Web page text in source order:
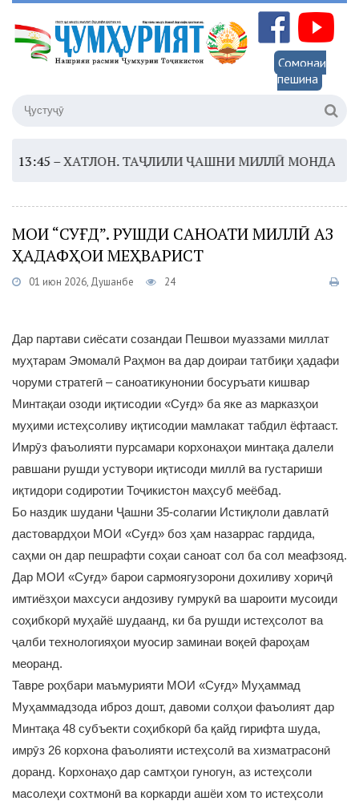
Сомонаи
пешина
–ХАТЛОН. ТАҶЛИЛИ ҶАШНИ МИЛЛӢ МОНДАГОР
МОИ “СУҒД”. РУШДИ САНОАТИ МИЛЛӢ АЗ
ҲАДАФҲОИ МЕҲВАРИСТ
01 июн 2026, Душанбе 24
Дар партави сиёсати созандаи Пешвои муаззами миллат
муҳтарам Эмомалӣ Раҳмон ва дар доираи татбиқи ҳадафи
чоруми стратегӣ – саноатикунонии босуръати кишвар
Минтақаи озоди иқтисодии «Суғд» ба яке аз марказҳои
муҳими истеҳсоливу иқтисодии мамлакат табдил ёфтааст.
Имрӯз фаъолияти пурсамари корхонаҳои минтақа далели
равшани рушди устувори иқтисоди миллӣ ва густариши
иқтидори содиротии Тоҷикистон маҳсуб меёбад.
Бо наздик шудани Ҷашни 35-солагии Истиқлоли давлатӣ
дастовардҳои МОИ «Суғд» боз ҳам назаррас гардида,
саҳми он дар пешрафти соҳаи саноат сол ба сол меафзояд.
Дар МОИ «Суғд» барои сармоягузорони дохиливу хориҷӣ
имтиёзҳои махсуси андозиву гумрукӣ ва шароити мусоиди
соҳибкорӣ муҳайё шудаанд, ки ба рушди истеҳсолот ва
ҷалби технологияҳои муосир заминаи воқеӣ фароҳам
меоранд.
Тавре роҳбари маъмурияти МОИ «Суғд» Муҳаммад
Муҳаммадзода иброз дошт, давоми солҳои фаъолият дар
Минтақа 48 субъекти соҳибкорӣ ба қайд гирифта шуда,
имрӯз 26 корхона фаъолияти истеҳсолӣ ва хизматрасонӣ
доранд. Корхонаҳо дар самтҳои гуногун, аз истеҳсоли
масолеҳи сохтмонӣ ва коркарди ашёи хом то истеҳсоли